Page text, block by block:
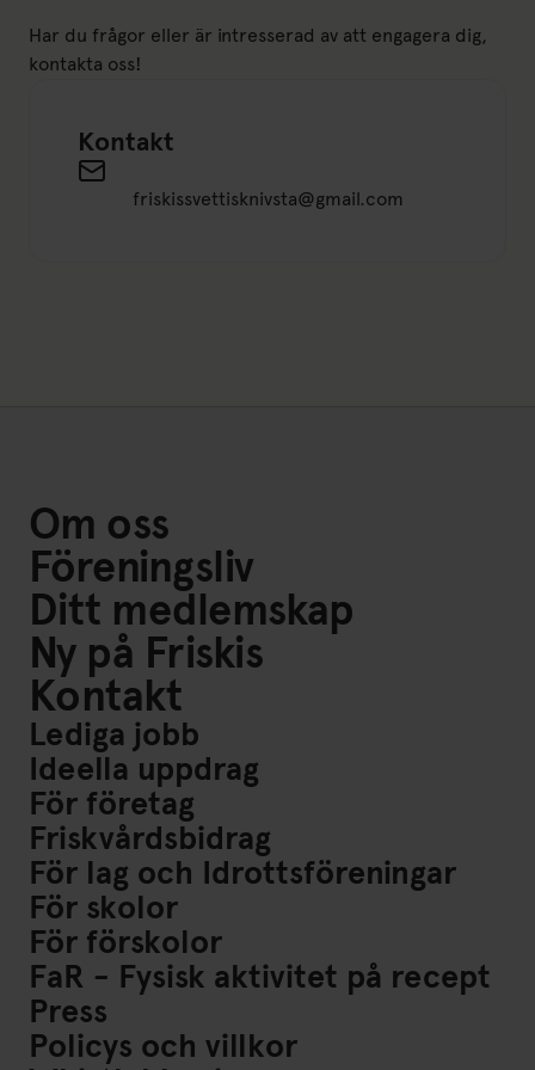
Har du frågor eller är intresserad av att engagera dig,
kontakta oss!
Kontakt
Send an email to
friskissvettisknivsta@gmail.com
Om oss
Föreningsliv
Ditt medlemskap
Ny på Friskis
Kontakt
Lediga jobb
Ideella uppdrag
För företag
Friskvårdsbidrag
För lag och Idrottsföreningar
För skolor
För förskolor
FaR - Fysisk aktivitet på recept
Press
Policys och villkor